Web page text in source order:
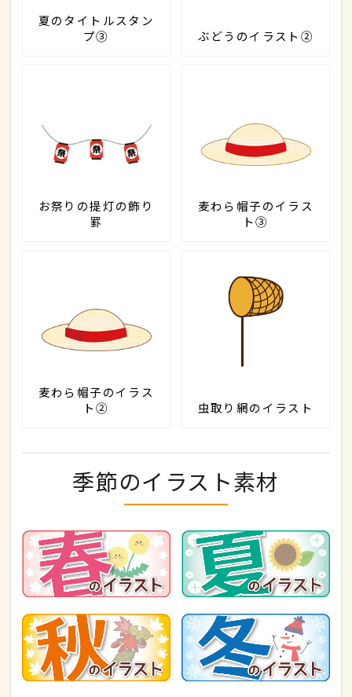
夏のタイトルスタン
プ③
ぶどうのイラスト②
お祭りの提灯の飾り
罫
麦わら帽子のイラス
ト③
麦わら帽子のイラス
ト②
虫取り網のイラスト
季節のイラスト素材